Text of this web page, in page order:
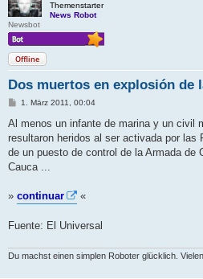
Themenstarter
News Robot
Newsbot
Offline
Dos muertos en explosión de
B
r
a
1. März 2011, 00:04
Al menos un infante de marina y un civil
resultaron heridos al ser activada por las
de un puesto de control de la Armada de
Cauca ...
» continuar «
Fuente: El Universal
Du machst einen simplen Roboter glücklich.